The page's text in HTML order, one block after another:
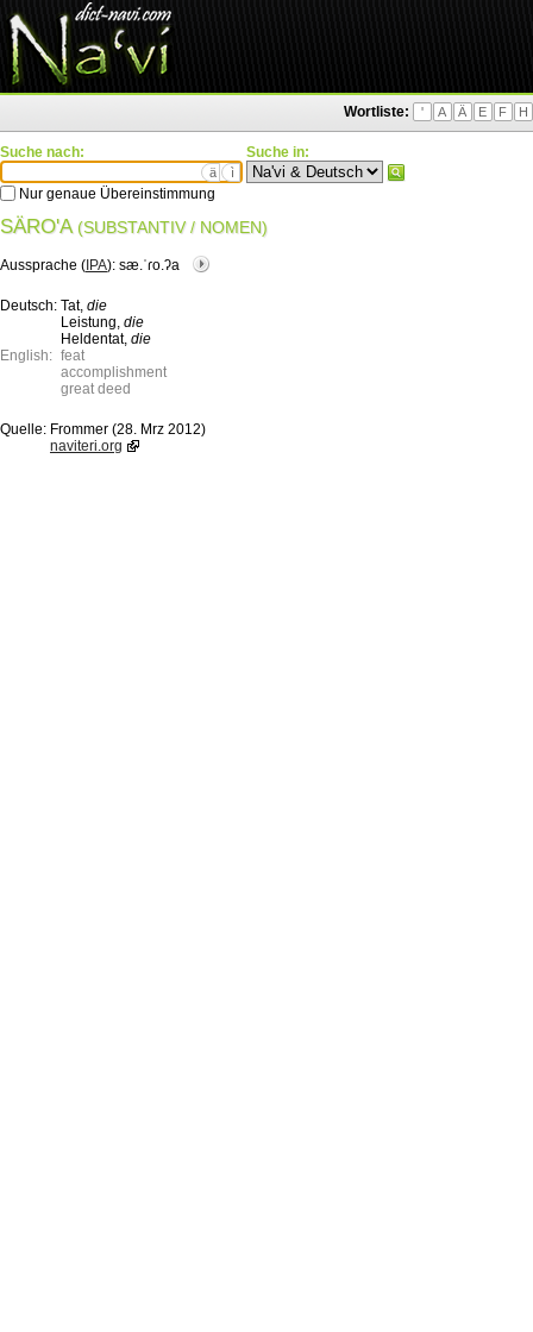
Wortliste: ' A Ä E F H
Suche nach:
ä ì
Nur genaue Übereinstimmung
Suche in:
SÄRO'A (SUBSTANTIV / NOMEN)
Aussprache ( IPA): sæ.ˈɾo.ʔa
Deutsch: Tat, die
Leistung, die
Heldentat, die
English: feat
accomplishment
great deed
Quelle: Frommer (28. Mrz 2012)
naviteri.org